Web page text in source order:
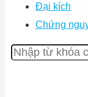
Đại kích
Chứng